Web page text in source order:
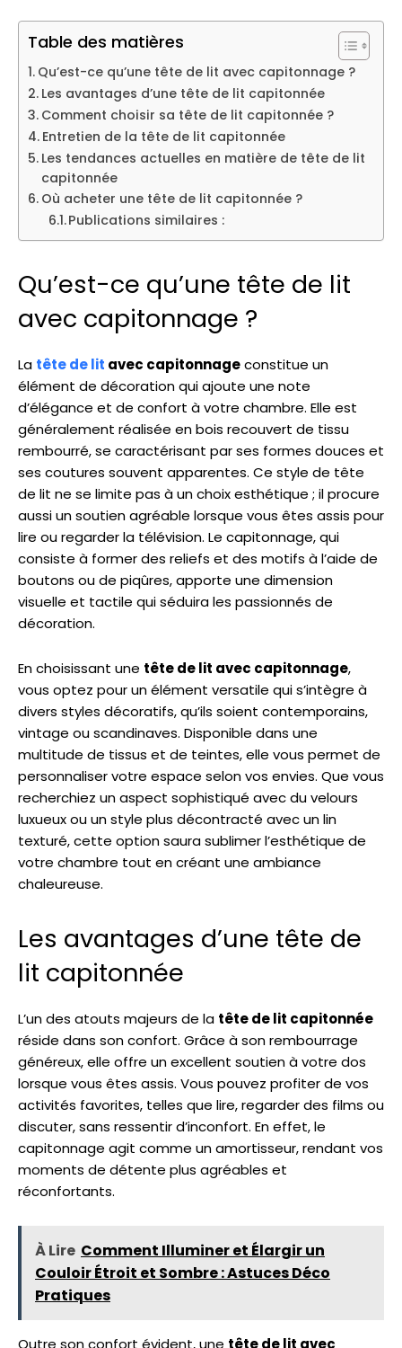
Table des matières
Qu’est-ce qu’une tête de lit avec capitonnage ?
Les avantages d’une tête de lit capitonnée
Comment choisir sa tête de lit capitonnée ?
Entretien de la tête de lit capitonnée
Les tendances actuelles en matière de tête de lit
capitonnée
Où acheter une tête de lit capitonnée ?
Publications similaires :
Qu’est-ce qu’une tête de lit
avec capitonnage ?
La tête de lit avec capitonnageconstitue un
élément de décoration qui ajoute une note
d’élégance et de confort à votre chambre. Elle est
généralement réalisée en bois recouvert de tissu
rembourré, se caractérisant par ses formes douces et
ses coutures souvent apparentes. Ce style de tête
de lit ne se limite pas à un choix esthétique ; il procure
aussi un soutien agréable lorsque vous êtes assis pour
lire ou regarder la télévision. Le capitonnage, qui
consiste à former des reliefs et des motifs à l’aide de
boutons ou de piqûres, apporte une dimension
visuelle et tactile qui séduira les passionnés de
décoration.
En choisissant une tête de lit avec capitonnage,
vous optez pour un élément versatile qui s’intègre à
divers styles décoratifs, qu’ils soient contemporains,
vintage ou scandinaves. Disponible dans une
multitude de tissus et de teintes, elle vous permet de
personnaliser votre espace selon vos envies. Que vous
recherchiez un aspect sophistiqué avec du velours
luxueux ou un style plus décontracté avec un lin
texturé, cette option saura sublimer l’esthétique de
votre chambre tout en créant une ambiance
chaleureuse.
Les avantages d’une tête de
lit capitonnée
L’un des atouts majeurs de la tête de lit capitonnée
réside dans son confort. Grâce à son rembourrage
généreux, elle offre un excellent soutien à votre dos
lorsque vous êtes assis. Vous pouvez profiter de vos
activités favorites, telles que lire, regarder des films ou
discuter, sans ressentir d’inconfort. En effet, le
capitonnage agit comme un amortisseur, rendant vos
moments de détente plus agréables et
réconfortants.
À Lire Comment Illuminer et Élargir un
Couloir Étroit et Sombre : Astuces Déco
Pratiques